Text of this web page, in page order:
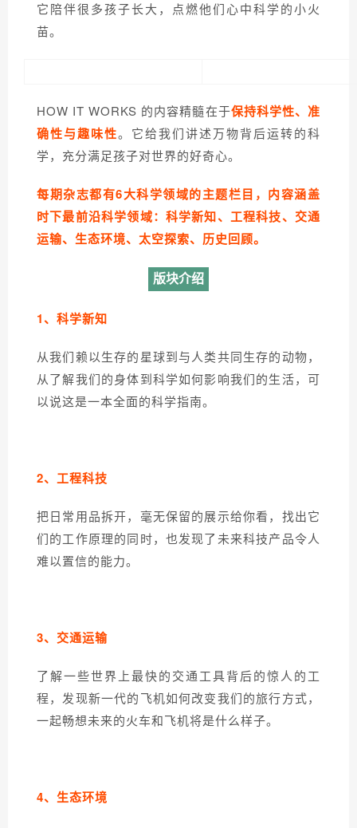
它陪伴很多孩子长大，点燃他们心中科学的小火
苗。
HOW IT WORKS 的内容精髓在于保持科学性、准
确性与趣味性。它给我们讲述万物背后运转的科
学，充分满足孩子对世界的好奇心。
每期杂志都有6大科学领域的主题栏目，内容涵盖
时下最前沿科学领域：科学新知、工程科技、交通
运输、生态环境、太空探索、历史回顾。
版块介绍
1、 科学新知
从我们赖以生存的星球到与人类共同生存的动物，
从了解我们的身体到科学如何影响我们的生活，可
以说这是一本全面的科学指南。
2、 工程科技
把日常用品拆开，毫无保留的展示给你看，找出它
们的工作原理的同时，也发现了未来科技产品令人
难以置信的能力。
3、 交通运输
了解一些世界上最快的交通工具背后的惊人的工
程，发现新一代的飞机如何改变我们的旅行方式，
一起畅想未来的火车和飞机将是什么样子。
4、 生态环境